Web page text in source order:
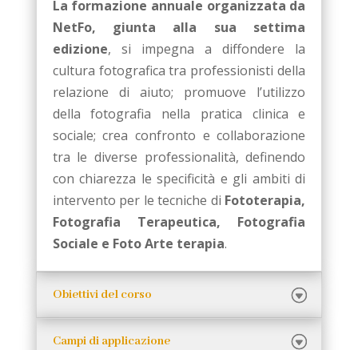
La formazione annuale organizzata da
NetFo, giunta alla sua settima
edizione, si impegna a diffondere la
cultura fotografica tra professionisti della
relazione di aiuto; promuove l’utilizzo
della fotografia nella pratica clinica e
sociale; crea confronto e collaborazione
tra le diverse professionalità, definendo
con chiarezza le specificità e gli ambiti di
intervento per le tecniche di Fototerapia,
Fotografia Terapeutica, Fotografia
Sociale e Foto Arte terapia.
Obiettivi del corso
Campi di applicazione